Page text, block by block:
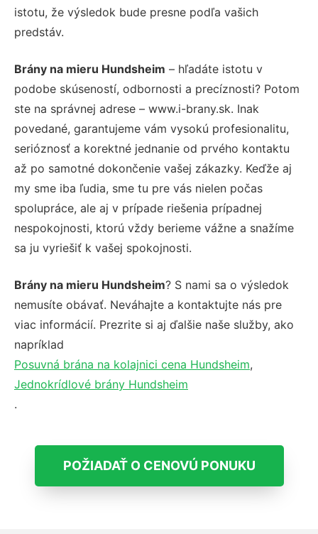
istotu, že výsledok bude presne podľa vašich
predstáv.
Brány na mieru Hundsheim – hľadáte istotu v
podobe skúseností, odbornosti a precíznosti? Potom
ste na správnej adrese – www.i-brany.sk. Inak
povedané, garantujeme vám vysokú profesionalitu,
serióznosť a korektné jednanie od prvého kontaktu
až po samotné dokončenie vašej zákazky. Keďže aj
my sme iba ľudia, sme tu pre vás nielen počas
spolupráce, ale aj v prípade riešenia prípadnej
nespokojnosti, ktorú vždy berieme vážne a snažíme
sa ju vyriešiť k vašej spokojnosti.
Brány na mieru Hundsheim? S nami sa o výsledok
nemusíte obávať. Neváhajte a kontaktujte nás pre
viac informácií. Prezrite si aj ďalšie naše služby, ako
napríklad
Posuvná brána na kolajnici cena Hundsheim,
Jednokrídlové brány Hundsheim
.
POŽIADAŤ O CENOVÚ PONUKU